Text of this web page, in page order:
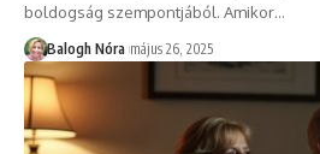
boldogság szempontjából. Amikor…
Balogh Nóra május 26, 2025